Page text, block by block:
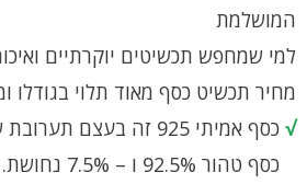
המושלמת
למי שמחפש תכשיטים יוקרתיים
מחיר תכשיט כסף מאוד תלוי בגודלו
√ כסף אמיתי 925 זה בעצם תערובת של סגסוגות.
כסף טהור 92.5% ו – 7.5% נחושת.